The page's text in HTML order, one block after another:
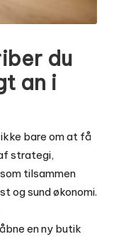
du
an i
bare om at få
strategi,
tilsammen
og sund økonomi.
en ny butik